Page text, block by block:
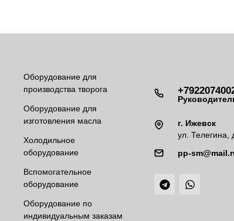
Оборудование для
производства творога
Оборудование для
изготовления масла
Холодильное
оборудование
Вспомогательное
оборудование
Оборудование по
индивидуальным заказам
г. Ижевск
ул.
pp-